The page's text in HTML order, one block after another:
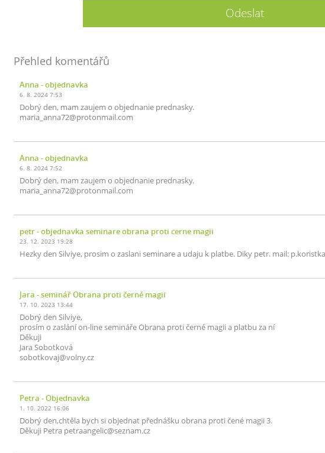
Přehled komentářů
Anna - objednavka
6. 8. 2024 7:53
Dobrý den, mam zaujem o objednanie prednasky.
maria_anna72@protonmail.com
Anna - objednavka
6. 8. 2024 7:52
Dobrý den, mam zaujem o objednanie prednasky.
maria_anna72@protonmail.com
petr- objednavka seminare obrana proti cerne magii
23. 12. 2023 19:28
Hezky den Silviye, prosim o zaslani seminare a udaju k platbe. Diky petr. mail:
Jara - seminář Obrana proti černé magii
17. 10. 2023 13:44
Dobrý den Silviye,
prosím o zaslání on-line semináře Obrana proti černé magii a platbu za ní
Děkuji
Jara Sobotková
sobotkovaj@volny.cz
Petra - Objednavka
1. 10. 2022 16:06
Dobrý den,chtěla bych si objednat přednášku obrana proti čené magii 3.
Děkuji Petra petraangelic@seznam.cz